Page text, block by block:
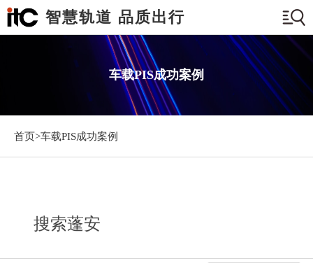
智慧轨道 品质出行
车载PIS成功案例
首页>车载PIS成功案例
搜索蓬安